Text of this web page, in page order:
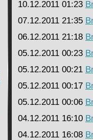
10.12.2011 01:23
07.12.2011 21:35
06.12.2011 21:18
05.12.2011 00:23
05.12.2011 00:21
05.12.2011 00:17
05.12.2011 00:06
04.12.2011 16:10
04.12.2011 16:08